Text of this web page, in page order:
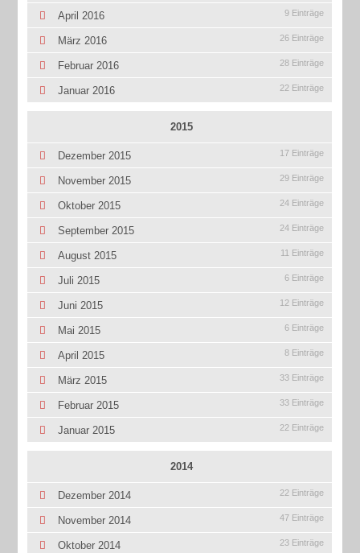
April 2016 9 Einträge
März 2016 26 Einträge
Februar 2016 28 Einträge
Januar 2016 22 Einträge
2015
Dezember 2015 17 Einträge
November 2015 29 Einträge
Oktober 2015 24 Einträge
September 2015 24 Einträge
August 2015 11 Einträge
Juli 2015 6 Einträge
Juni 2015 12 Einträge
Mai 2015 6 Einträge
April 2015 8 Einträge
März 2015 33 Einträge
Februar 2015 33 Einträge
Januar 2015 22 Einträge
2014
Dezember 2014 22 Einträge
November 2014 47 Einträge
Oktober 2014 23 Einträge